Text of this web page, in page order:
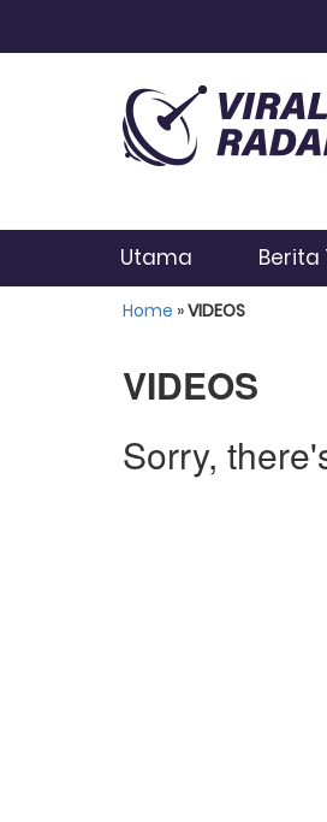
Utama Berita
Home »VIDEOS
VIDEOS
Sorry,